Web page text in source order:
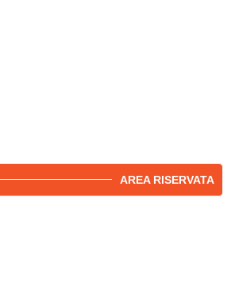
AREA RISERVATA